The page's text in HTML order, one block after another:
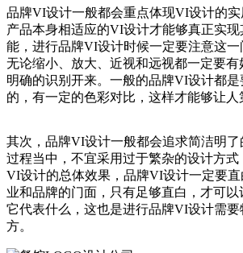
品牌VI设计一般都会重点体现VI设计的
产品本身相适应的VI设计才能够真正实
能，进行品牌VI设计时候一定要注意这一
无论缩小、放大、近视和远视都一定要
明确的识别开来。一般的品牌VI设计都
的，有一定的色彩对比，这样才能够让人
其次，品牌VI设计一般都会追求简洁明
过程当中，不宜采用过于繁杂的设计方
VI设计的总体效果，品牌VI设计一定要直
业和品牌的门面，只有足够直白，才可
它代表什么，这也是进行品牌VI设计需
方。